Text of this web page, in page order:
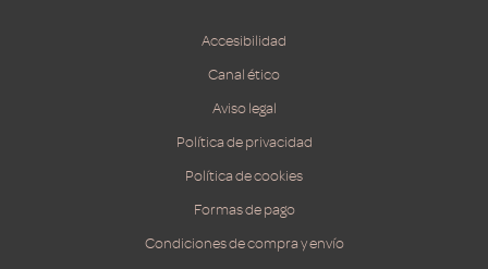
Accesibilidad
Canal ético
Aviso legal
Política de privacidad
Política de cookies
Formas de pago
Condiciones de compra y envío